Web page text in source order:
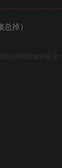
掉）
法律相抵触的言论